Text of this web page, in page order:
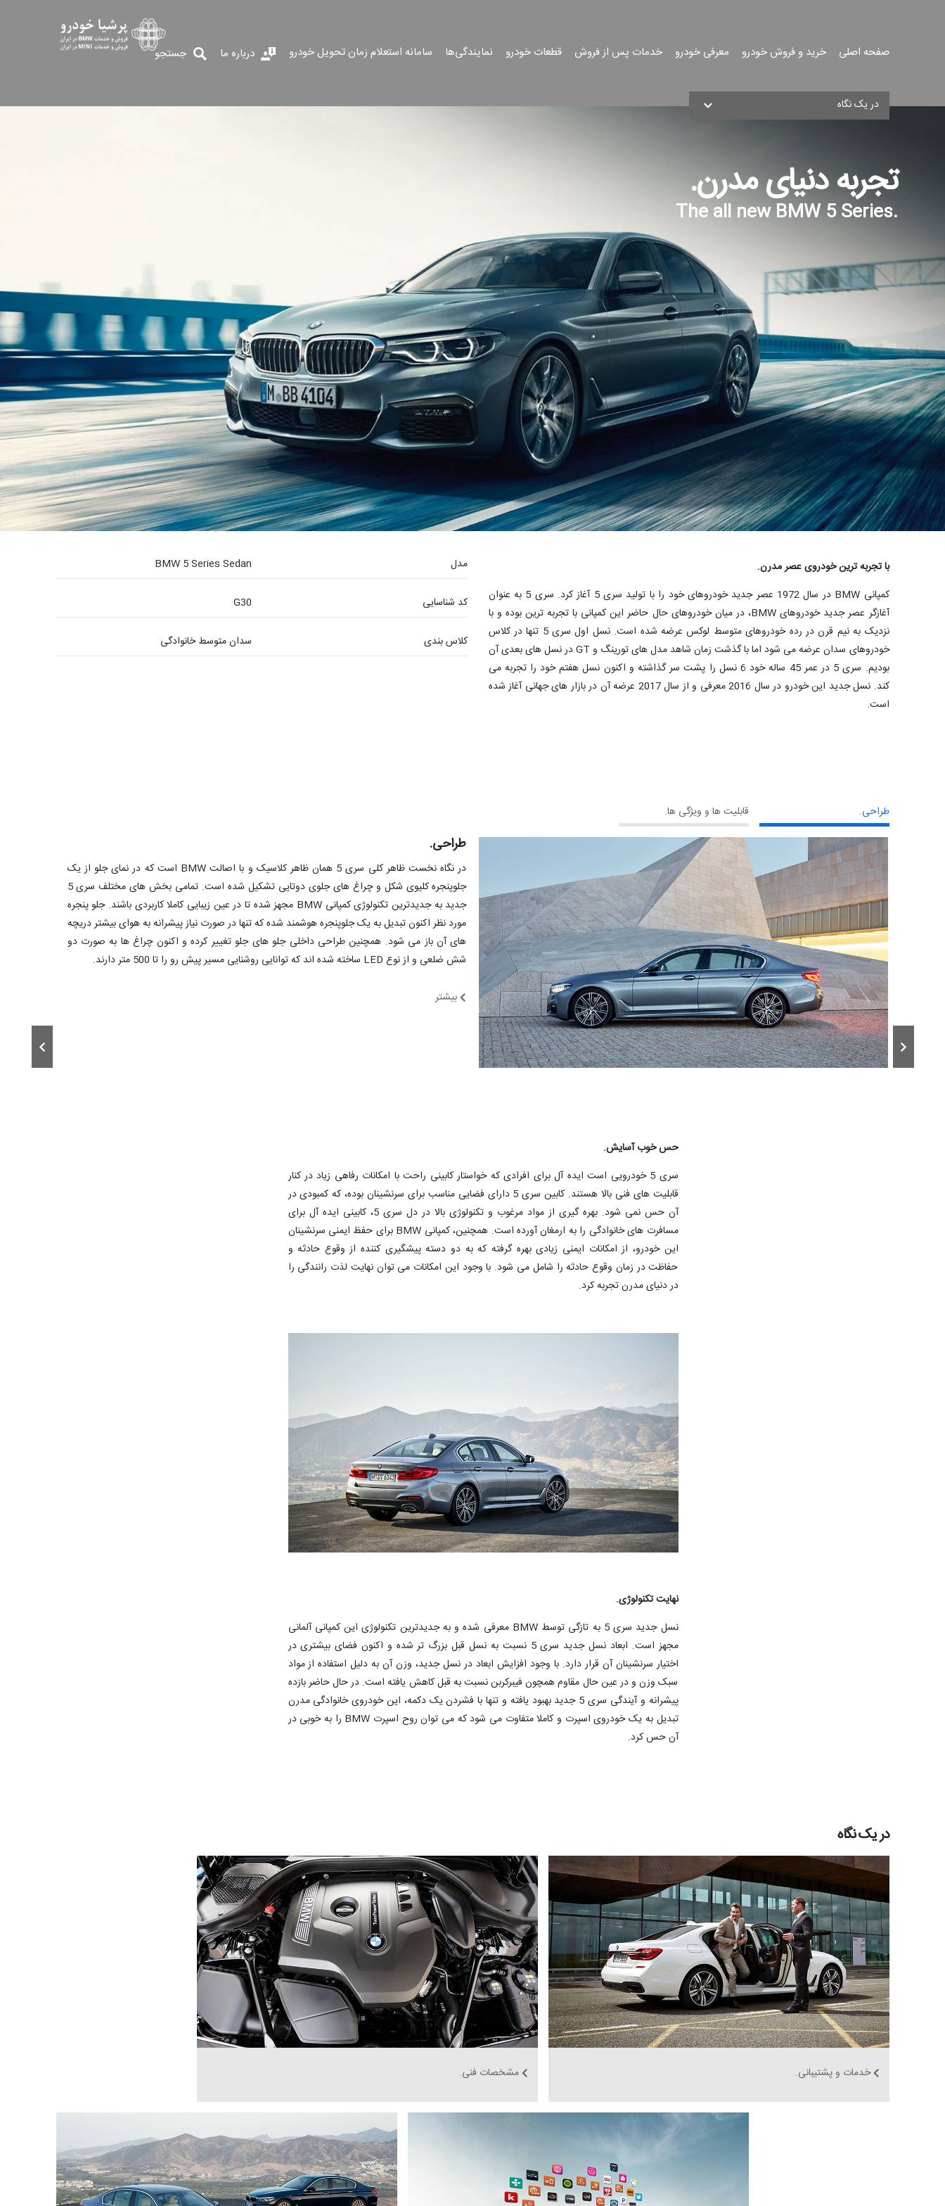
صفحه اصلی خرید و فروش خودرو معرفی خودرو خدمات پس از فروش قطعات خودرو نمایندگی‌ها سامانه استعلام زمان تحویل خودرو درباره ما جستجو
جست
جو
در یک نگاه
تجربه دنیای مدرن.
.The all new BMW 5 Series
مدل BMW 5 Series Sedan
کد شناسایی G30
کلاس بندی سدان متوسط خانوادگی
با تجربه ترین خودروی عصر مدرن.
کمپانی BMW در سال 1972 عصر جدید خودروهای خود را با تولید سری 5 آغاز کرد. سری 5 به عنوان
آغازگر عصر جدید خودروهای BMW، در میان خودروهای حال حاضر این کمپانی با تجربه ترین بوده و با
نزدیک به نیم قرن در رده خودروهای متوسط لوکس عرضه شده است. نسل اول سری 5 تنها در کلاس
خودروهای سدان عرضه می شود اما با گذشت زمان شاهد مدل های تورینگ و GT در نسل های بعدی آن
بودیم. سری 5 در عمر 45 ساله خود 6 نسل را پشت سر گذاشته و اکنون نسل هفتم خود را تجربه می
کند. نسل جدید این خودرو در سال 2016 معرفی و از سال 2017 عرضه آن در بازار های جهانی آغاز شده
است.
طراحی. قابلیت ها و ویژگی ها.
طراحی.
در نگاه نخست ظاهر کلی سری 5 همان ظاهر کلاسیک و با اصالت BMW است که در نمای جلو از یک
جلوپنجره کلیوی شکل و چراغ های جلوی دوتایی تشکیل شده است. تمامی بخش های مختلف سری 5
جدید به جدیدترین تکنولوژی کمپانی BMW مجهز شده تا در عین زیبایی کاملا کاربردی باشند. جلو پنجره
مورد نظر اکنون تبدیل به یک جلوپنجره هوشمند شده که تنها در صورت نیاز پیشرانه به هوای بیشتر دریچه
های آن باز می شود. همچنین طراحی داخلی جلو های جلو تغییر کرده و اکنون چراغ ها به صورت دو
شش ضلعی و از نوع LED ساخته شده اند که توانایی روشنایی مسیر پیش رو را تا 500 متر دارند.
بیشتر
حس خوب آسایش.
سری 5 خودرویی است ایده آل برای افرادی که خواستار کابینی راحت با امکانات رفاهی زیاد در کنار
قابلیت های فنی بالا هستند. کابین سری 5 دارای فضایی مناسب برای سرنشینان بوده، که کمبودی در
آن حس نمی شود. بهره گیری از مواد مرغوب و تکنولوژی بالا در دل سری 5، کابینی ایده آل برای
مسافرت های خانوادگی را به ارمغان آورده است. همچنین، کمپانی BMW برای حفظ ایمنی سرنشینان
این خودرو، از امکانات ایمنی زیادی بهره گرفته که به دو دسته پیشگیری کننده از وقوع حادثه و
حفاظت در زمان وقوع حادثه را شامل می شود. با وجود این امکانات می توان نهایت لذت رانندگی را
در دنیای مدرن تجربه کرد.
نهایت تکنولوژی.
نسل جدید سری 5 به تازگی توسط BMW معرفی شده و به جدیدترین تکنولوژی این کمپانی آلمانی
مجهز است. ابعاد نسل جدید سری 5 نسبت به نسل قبل بزرگ تر شده و اکنون فضای بیشتری در
اختیار سرنشینان آن قرار دارد. با وجود افزایش ابعاد در نسل جدید، وزن آن به دلیل استفاده از مواد
سبک وزن و در عین حال مقاوم همچون فیبرکربن نسبت به قبل کاهش یافته است. در حال حاضر بازده
پیشرانه و آیندگی سری 5 جدید بهبود یافته و تنها با فشردن یک دکمه، این خودروی خانوادگی مدرن
تبدیل به یک خودروی اسپرت و کاملا متفاوت می شود که می توان روح اسپرت BMW را به خوبی در
آن حس کرد.
در یک نگاه
خدمات و پشتیبانی. مشخصات فنی.